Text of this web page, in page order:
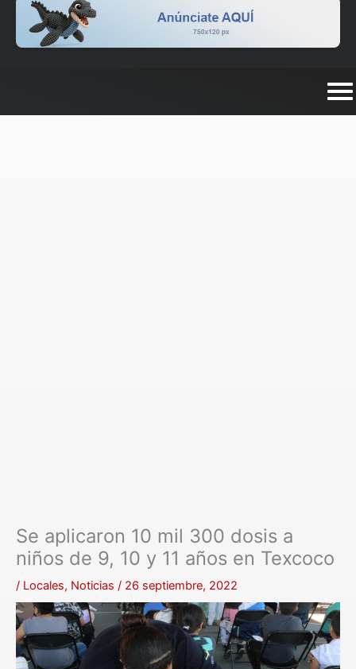
Se aplicaron 10 mil 300 dosis a
niños de 9, 10 y 11 años en Texcoco
/ Locales, Noticias / 26 septiembre, 2022